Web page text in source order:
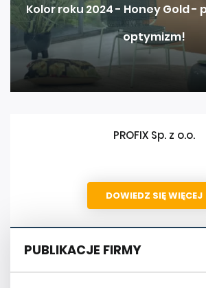
Kolor roku 2024 - Honey Gold -
optymizm!
PROFIX Sp. z o.o.
DOWIEDZ SIĘ WIĘCEJ
PUBLIKACJE FIRMY